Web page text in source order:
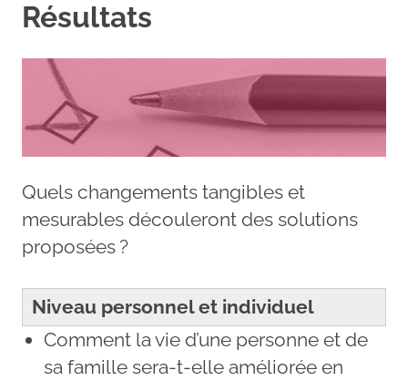
Résultats
Quels changements tangibles et
mesurables découleront des solutions
proposées ?
Niveau personnel et individuel
Comment la vie d’une personne et de
sa famille sera-t-elle améliorée en